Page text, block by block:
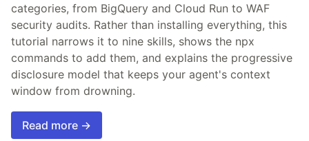
categories, from BigQuery and Cloud Run to WAF
security audits. Rather than installing everything, this
tutorial narrows it to nine skills, shows the npx
commands to add them, and explains the progressive
disclosure model that keeps your agent's context
window from drowning.
Read more →